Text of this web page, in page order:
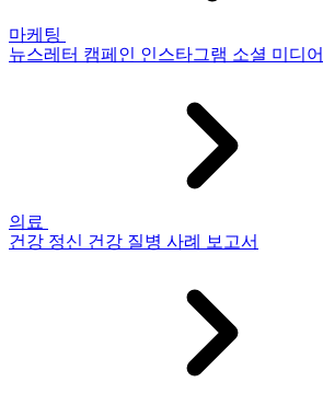
마케팅
뉴스레터 캠페인 인스타그램 소셜 미디어
의료
건강 정신 건강 질병 사례 보고서